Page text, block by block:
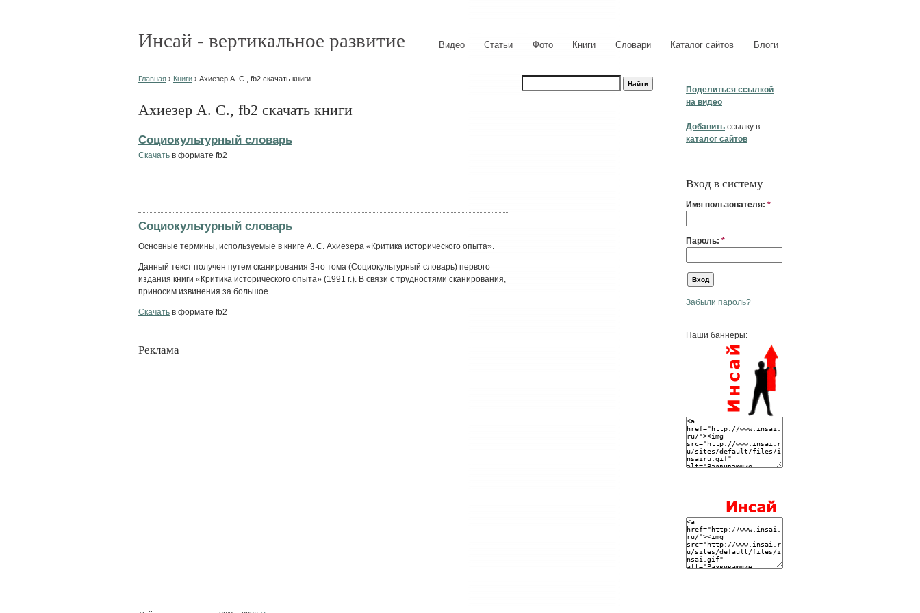
Инсай - вертикальное развитие Видео Статьи Фото Книги Словари Каталог сайтов Блоги
Поделиться ссылкой
на видео
Добавить ссылку в
каталог сайтов
Вход в систему
Имя пользователя: *
Пароль: *
Забыли пароль?
Наши баннеры:
Главная › Книги › Ахиезер А. С., fb2 скачать книги
Ахиезер А. С., fb2 скачать книги
Социокультурный словарь
Скачать в формате fb2
Социокультурный словарь
Основные термины, используемые в книге А. С. Ахиезера «Критика исторического опыта».
Данный текст получен путем сканирования 3-го тома (Социокультурный словарь) первого
издания книги «Критика исторического опыта» (1991 г.). В связи с трудностями сканирования,
приносим извинения за большое...
Скачать в формате fb2
Реклама